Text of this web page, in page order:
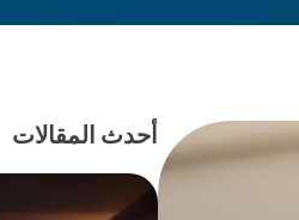
أحدث المقالات